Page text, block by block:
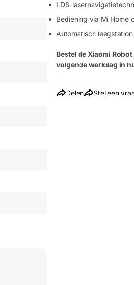
LDS-
Bediening via Mi Home
Automatisch leegstation
Bestel de Xiaomi
volgende werkdag in
Delen Stel een